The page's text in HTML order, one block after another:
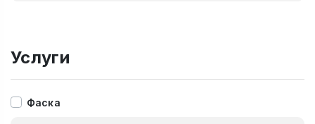
Услуги
Фаска